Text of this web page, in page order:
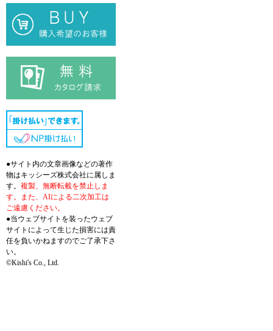
●サイト内の文章画像などの著作
物はキッシーズ株式会社に属しま
す。 複製、無断転載を禁止しま
す。また、AIによる二次加工は
ご遠慮ください。
●当ウェブサイトを装ったウェブ
サイトによって生じた損害には責
任を負いかねますのでご了承下さ
い。
©Kishi's Co., Ltd.